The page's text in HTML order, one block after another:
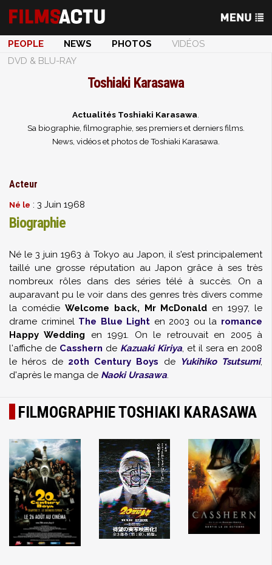
PEOPLE NEWS PHOTOS
VIDÉOS
DVD & BLU-RAY
Toshiaki Karasawa
Actualités Toshiaki Karasawa
Sa biographie, filmographie, ses premiers et derniers films.
News, vidéos et photos de Toshiaki Karasawa.
Acteur
Né le : 3 Juin 1968
Biographie
Né le 3 juin 1963 à Tokyo au Japon, il s'est principalement
taillé une grosse réputation au Japon grâce à ses très
nombreux rôles dans des séries télé à succès. On a
auparavant pu le voir dans des genres très divers comme
la comédie Welcome back, Mr McDonald en 1997, le
drame criminel The Blue Light en 2003 ou la romance
Happy Wedding en 1991. On le retrouvait en 2005 à
l'affiche de Casshern de Kazuaki Kiriya, et il sera en 2008
le héros de 20th Century Boys de Yukihiko Tsutsumi,
d'après le manga de Naoki Urasawa.
FILMOGRAPHIE TOSHIAKI KARASAWA